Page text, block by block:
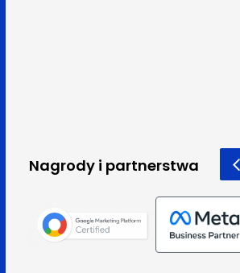
Nagrody i partnerstwa